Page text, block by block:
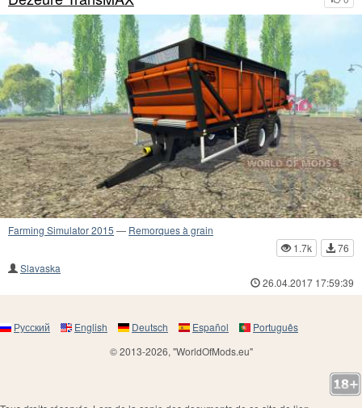
Farming Simulator 2015 — Remorques à grain
1.7k
76
Slavaska
26.04.2017 17:59:39
Русский English Deutsch Español
Português
© 2013-2026, "WorldOfMods.eu"